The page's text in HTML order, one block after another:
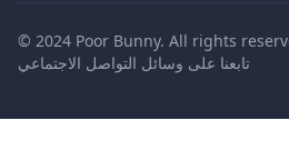
© 2024 Poor Bunny. All rights
تابعنا على وسائل التواصل الاجتماعي